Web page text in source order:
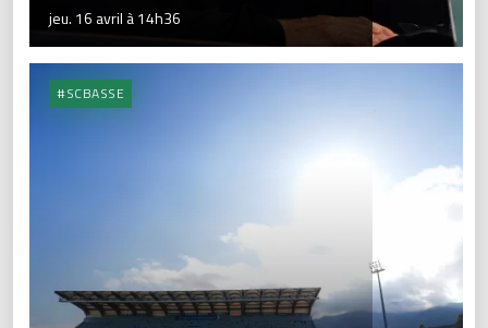
jeu. 16 avril à 14h36
#SCBASSE